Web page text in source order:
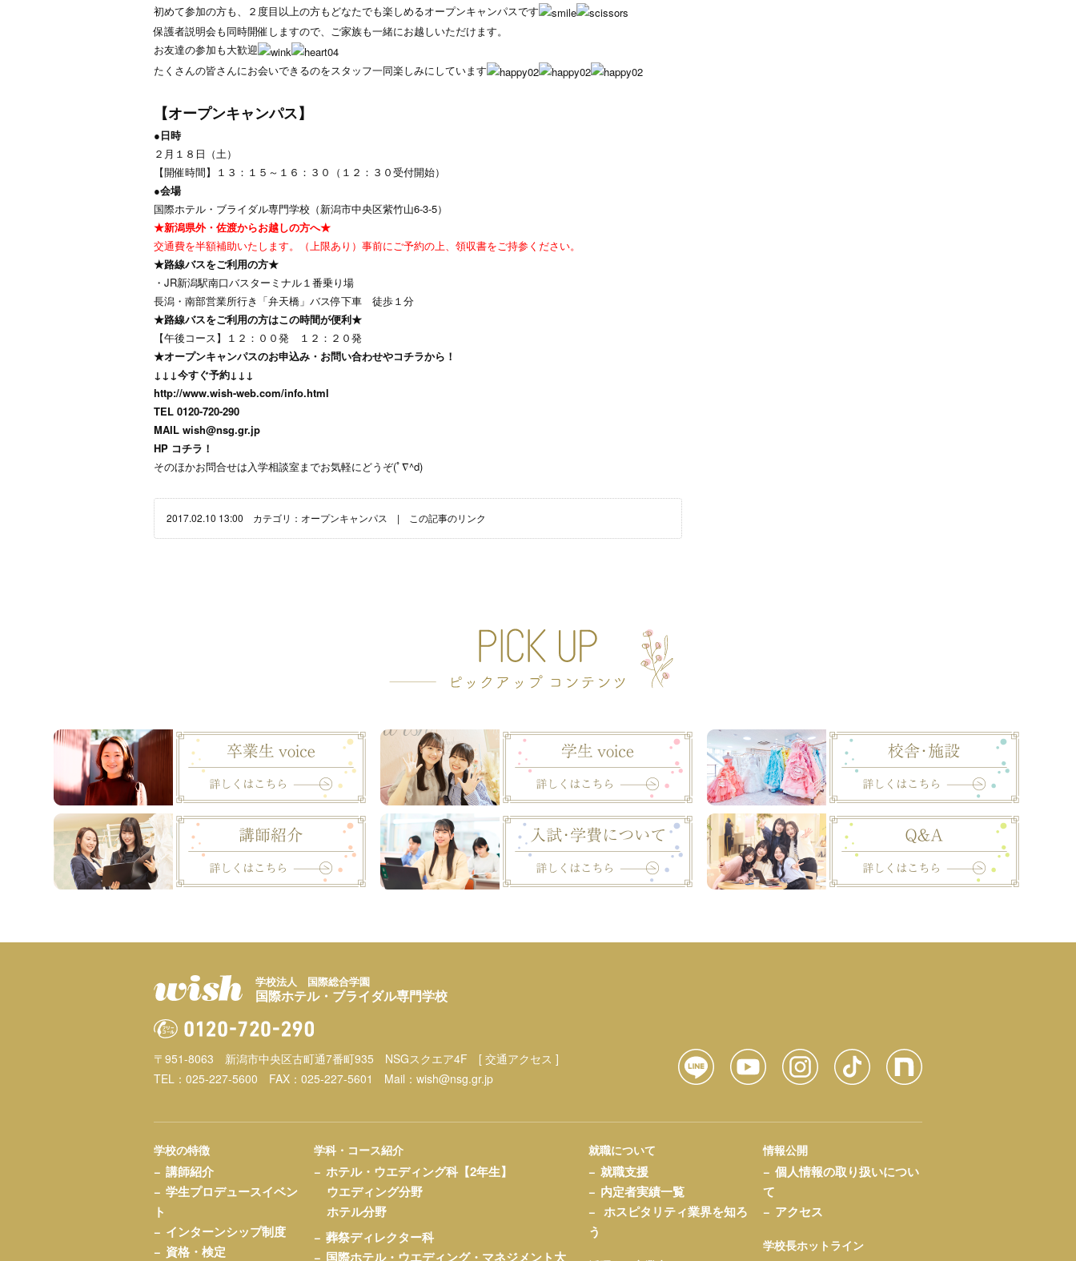
初めて参加の方も、２度目以上の方もどなたでも楽しめるオープンキャンパスです
保護者説明会も同時開催しますので、ご家族も一緒にお越しいただけます。
お友達の参加も大歓迎
たくさんの皆さんにお会いできるのをスタッフ一同楽しみにしています
【オープンキャンパス】
●日時
２月１８日（土）
【開催時間】１３：１５～１６：３０（１２：３０受付開始）
●会場
国際ホテル・ブライダル専門学校（新潟市中央区紫竹山6-3-5）
★新潟県外・佐渡からお越しの方へ★
交通費を半額補助いたします。（上限あり）事前にご予約の上、領収書をご持参ください。
★路線バスをご利用の方★
・JR新潟駅南口バスターミナル１番乗り場
長潟・南部営業所行き「弁天橋」バス停下車 徒歩１分
★路線バスをご利用の方はこの時間が便利★
【午後コース】１２：００発 １２：２０発
★オープンキャンパスのお申込み・お問い合わせやコチラから！
↓↓↓今すぐ予約↓↓↓
http://www.wish-web.com/info.html
TEL 0120-720-290
MAIL wish@nsg.gr.jp
HP コチラ！
そのほかお問合せは入学相談室までお気軽にどうぞ(ﾟ∇^d)
2017.02.10 13:00 カテゴリ： オープンキャンパス | この記事のリンク
学校法人 国際総合学園
国際ホテル・ブライダル専門学校
〒951-8063 新潟市中央区古町通7番町935 NSGスクエア4F
[ 交通アクセス ]
TEL：025-227-5600
FAX：025-227-5601 Mail： wish@nsg.gr.jp
学校の特徴
講師紹介
学生プロデュースイベン
ト
インターンシップ制度
資格・検定
学科・コース紹介
ホテル・ウエディング科【2年生】
ウエディング分野
ホテル分野
葬祭ディレクター科
国際ホテル・ウエディング・マネジメント大
就職について
就職支援
内定者実績一覧
ホスピタリティ業界を知ろ
う
情報公開
個人情報の取り扱いについ
て
アクセス
学校長ホットライン